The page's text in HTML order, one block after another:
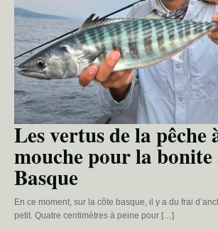
Les vertus de la pêche
mouche pour la bonite
Basque
En ce moment, sur la côte basque, il y a du frai
petit. Quatre centimètres à peine pour […]